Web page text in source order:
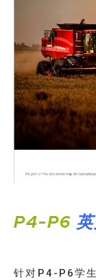
P4-P6
针对P4-P6学